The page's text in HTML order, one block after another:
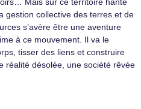
gestion collective des terres et de
s’avère être une aventure
à ce mouvement. Il va le
tisser des liens et construire
réalité désolée, une société rêvée